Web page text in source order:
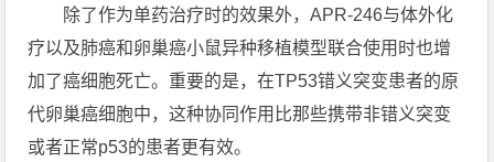
除了作为单药治疗时的效果外，APR-246与体外化
疗以及肺癌和卵巢癌小鼠异种移植模型联合使用时也增
加了癌细胞死亡。重要的是，在TP53错义突变患者的原
代卵巢癌细胞中，这种协同作用比那些携带非错义突变
或者正常p53的患者更有效。